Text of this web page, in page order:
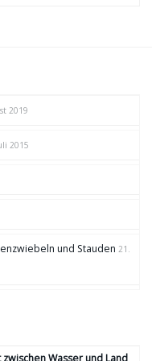
2019
2015
und Stauden 21.
Wasser und Land